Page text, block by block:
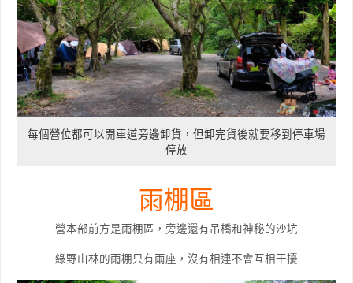
每個營位都可以開車道旁邊卸貨，但卸完貨後就要移到停車場
停放
雨棚區
營本部前方是雨棚區，旁邊還有吊橋和神秘的沙坑
綠野山林的雨棚只有兩座，沒有相連不會互相干擾